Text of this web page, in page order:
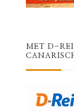
MET D-